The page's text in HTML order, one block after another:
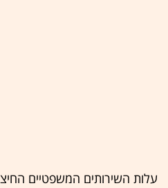
עלות השירותים המשפטיים